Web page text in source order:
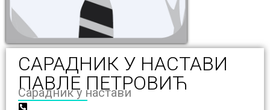
САРАДНИК У НАСТАВИ
ПАВЛЕ ПЕТРОВИЋ
Сарадник у настави